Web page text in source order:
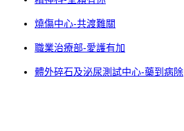
燒傷中心-共渡難關
職業治療部-愛護有加
體外碎石及泌尿測試中心-藥到病除